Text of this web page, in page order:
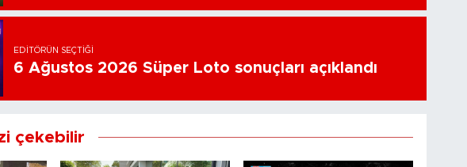
EDITÖRÜN SEÇTIĞI
6 Ağustos 2026 Süper Loto sonuçları açıklandı
çekebilir